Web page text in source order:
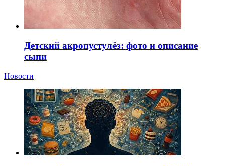
Детский акропустулёз: фото и описание
сыпи
Новости